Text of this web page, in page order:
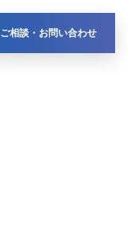
ご相談・お問い合わせ